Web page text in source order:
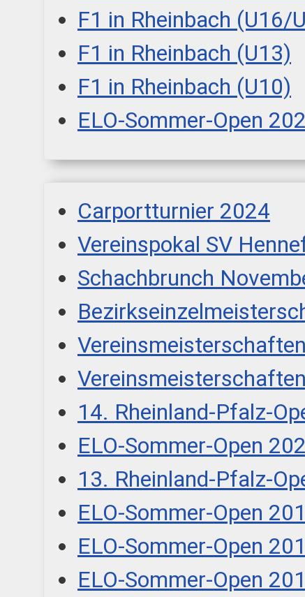
F1 in Rheinbach (U16/
F1 in Rheinbach (U13)
F1 in Rheinbach (U10)
ELO-Sommer-Open
Carportturnier 2024
Vereinspokal SV
Schachbrunch
14. Rheinland-Pfalz-
ELO-Sommer-Open
13. Rheinland-Pfalz-
ELO-Sommer-Open
ELO-Sommer-Open
ELO-Sommer-Open